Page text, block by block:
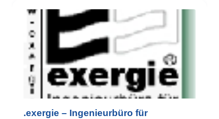
.exergie – Ingenieurbüro für